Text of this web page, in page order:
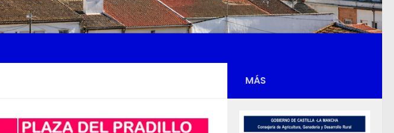
for retail investors -the official
MÁS